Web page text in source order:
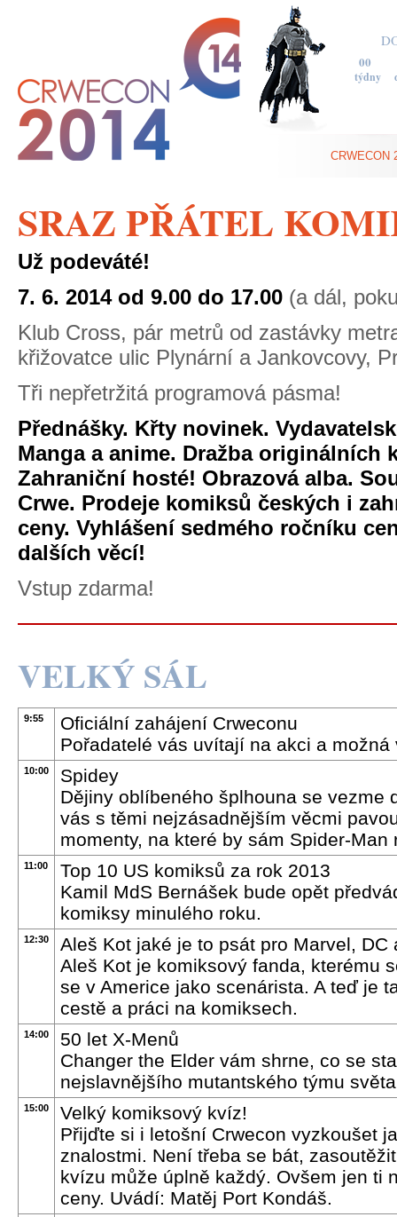
týdny
00
CRWECON
SRAZ PŘÁTEL
Už podeváté!
7. 6. 2014 od 9.00 do 17.00 (a dál,
Klub Cross, pár metrů od zastávky
křižovatce ulic Plynární a Jankovcovy,
Tři nepřetržitá programová pásma!
Přednášky. Křty novinek.
Manga a anime. Dražba originálních
Zahraniční hosté! Obrazová alba.
Crwe. Prodeje komiksů českých i
ceny. Vyhlášení sedmého ročníku
dalších věcí!
Vstup zdarma!
VELKÝ SÁL
9:55
Oficiální zahájení Crweconu
Pořadatelé vás uvítají na akci a
10:00
Spidey
Dějiny oblíbeného šplhouna se vezme
vás s těmi nejzásadnějším věcmi
momenty, na které by sám Spider-Man
11:00
Top 10 US komiksů za rok 2013
Kamil MdS Bernášek bude opět
komiksy minulého roku.
12:30
Aleš Kot jaké je to psát pro Marvel, DC
Aleš Kot je komiksový fanda, kterému
se v Americe jako scenárista. A teď je
cestě a práci na komiksech.
14:00
50 let X-Menů
Changer the Elder vám shrne, co se
nejslavnějšího mutantského týmu
15:00
Velký komiksový kvíz!
Přijďte si i letošní Crwecon vyzkoušet
znalostmi. Není třeba se bát,
kvízu může úplně každý. Ovšem jen ti
ceny. Uvádí: Matěj Port Kondáš.